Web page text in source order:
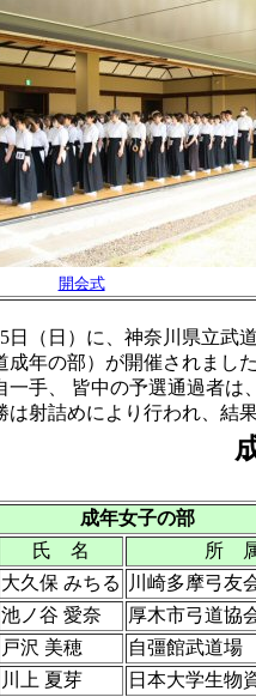
開会式
（日）に、神奈川県立武
成年の部）が開催されまし
手、 皆中の予選通過者は
射詰めにより行われ、結
成年女子の部
氏 名
所
大久保 みちる
川崎多摩弓友
池ノ谷 愛奈
厚木市弓道協
戸沢 美穂
自彊館武道場
川上 夏芽
日本大学生物